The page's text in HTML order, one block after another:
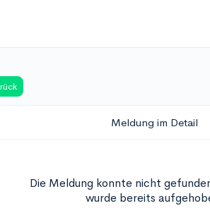
Meldung im Detail
Die Meldung konnte nicht
wurde bereits